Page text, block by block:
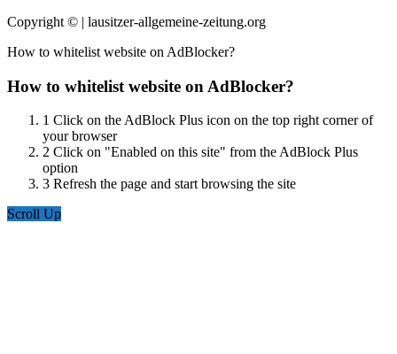
Copyright © | lausitzer-allgemeine-zeitung.org
How to whitelist website on AdBlocker?
How to whitelist website on AdBlocker?
1 Click on the AdBlock Plus icon on the top right corner of
your browser
2 Click on "Enabled on this site" from the AdBlock Plus
option
3 Refresh the page and start browsing the site
Scroll Up